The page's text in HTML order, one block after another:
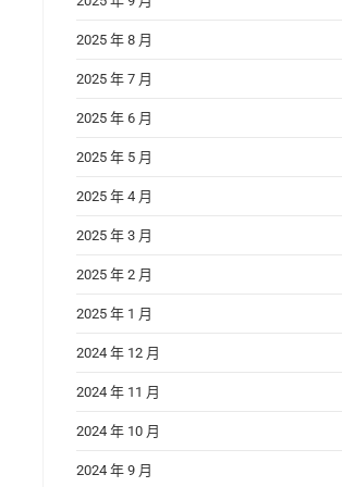
2025 年 8 月
2025 年 7 月
2025 年 6 月
2025 年 5 月
2025 年 4 月
2025 年 3 月
2025 年 2 月
2025 年 1 月
2024 年 12 月
2024 年 11 月
2024 年 10 月
2024 年 9 月